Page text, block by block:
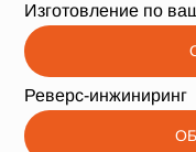
Изготовление по
Реверс-инжиниринг